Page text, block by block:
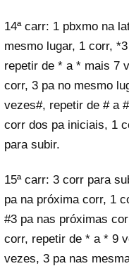
14ª carr: 1 pbxmo na
mesmo lugar, 1 corr,
repetir de * a * mais 7
corr, 3 pa no mesmo
vezes#, repetir de # a
corr dos pa iniciais, 1
para subir.
15ª carr: 3 corr para
pa na próxima corr, 1
#3 pa nas próximas
corr, repetir de * a * 9
vezes, 3 pa nas